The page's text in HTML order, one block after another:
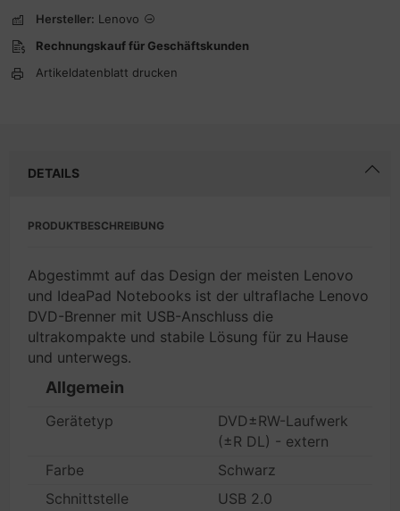
Hersteller: Lenovo
Rechnungskauf für Geschäftskunden
Artikeldatenblatt drucken
DETAILS
PRODUKTBESCHREIBUNG
Abgestimmt auf das Design der meisten Lenovo
und IdeaPad Notebooks ist der ultraflache Lenovo
DVD-Brenner mit USB-Anschluss die
ultrakompakte und stabile Lösung für zu Hause
und unterwegs.
Allgemein
Gerätetyp
DVD±RW-Laufwerk
(±R DL) - extern
Farbe
Schwarz
Schnittstelle
USB 2.0